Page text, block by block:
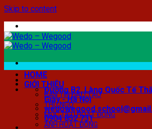
Skip to content
Đường B2, Làng Quốc Tế
Giấy - Hà Nội
0904 852 731
HOME
GIỚI THIỆU
BẢN TIN ĐÀO TẠO
THƯ NGỎ
MỤC TIÊU HOẠT ĐỘNG
ẢNH HOẠT ĐỘNG